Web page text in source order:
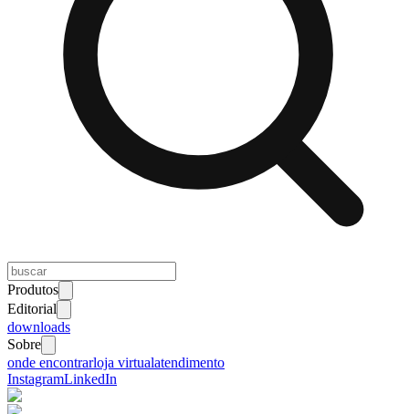
Produtos
Editorial
downloads
Sobre
onde encontrarloja virtualatendimento
InstagramLinkedIn